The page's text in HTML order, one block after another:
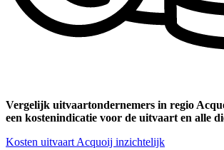
Vergelijk uitvaartondernemers in regio
een kostenindicatie voor de uitvaart en alle
Kosten uitvaart Acquoij inzichtelijk